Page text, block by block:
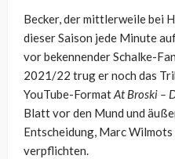
Becker, der mittlerweile bei
dieser Saison jede Minute
vor bekennender Schalke-
2021/22 trug er noch das
YouTube-FormatAt Broski –
Blatt vor den Mund und
Entscheidung, Marc
verpflichten.